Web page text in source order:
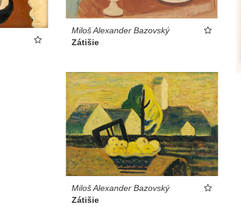
Miloš Alexander Bazovský
Zátišie
Miloš Alexander Bazovský
Zátišie